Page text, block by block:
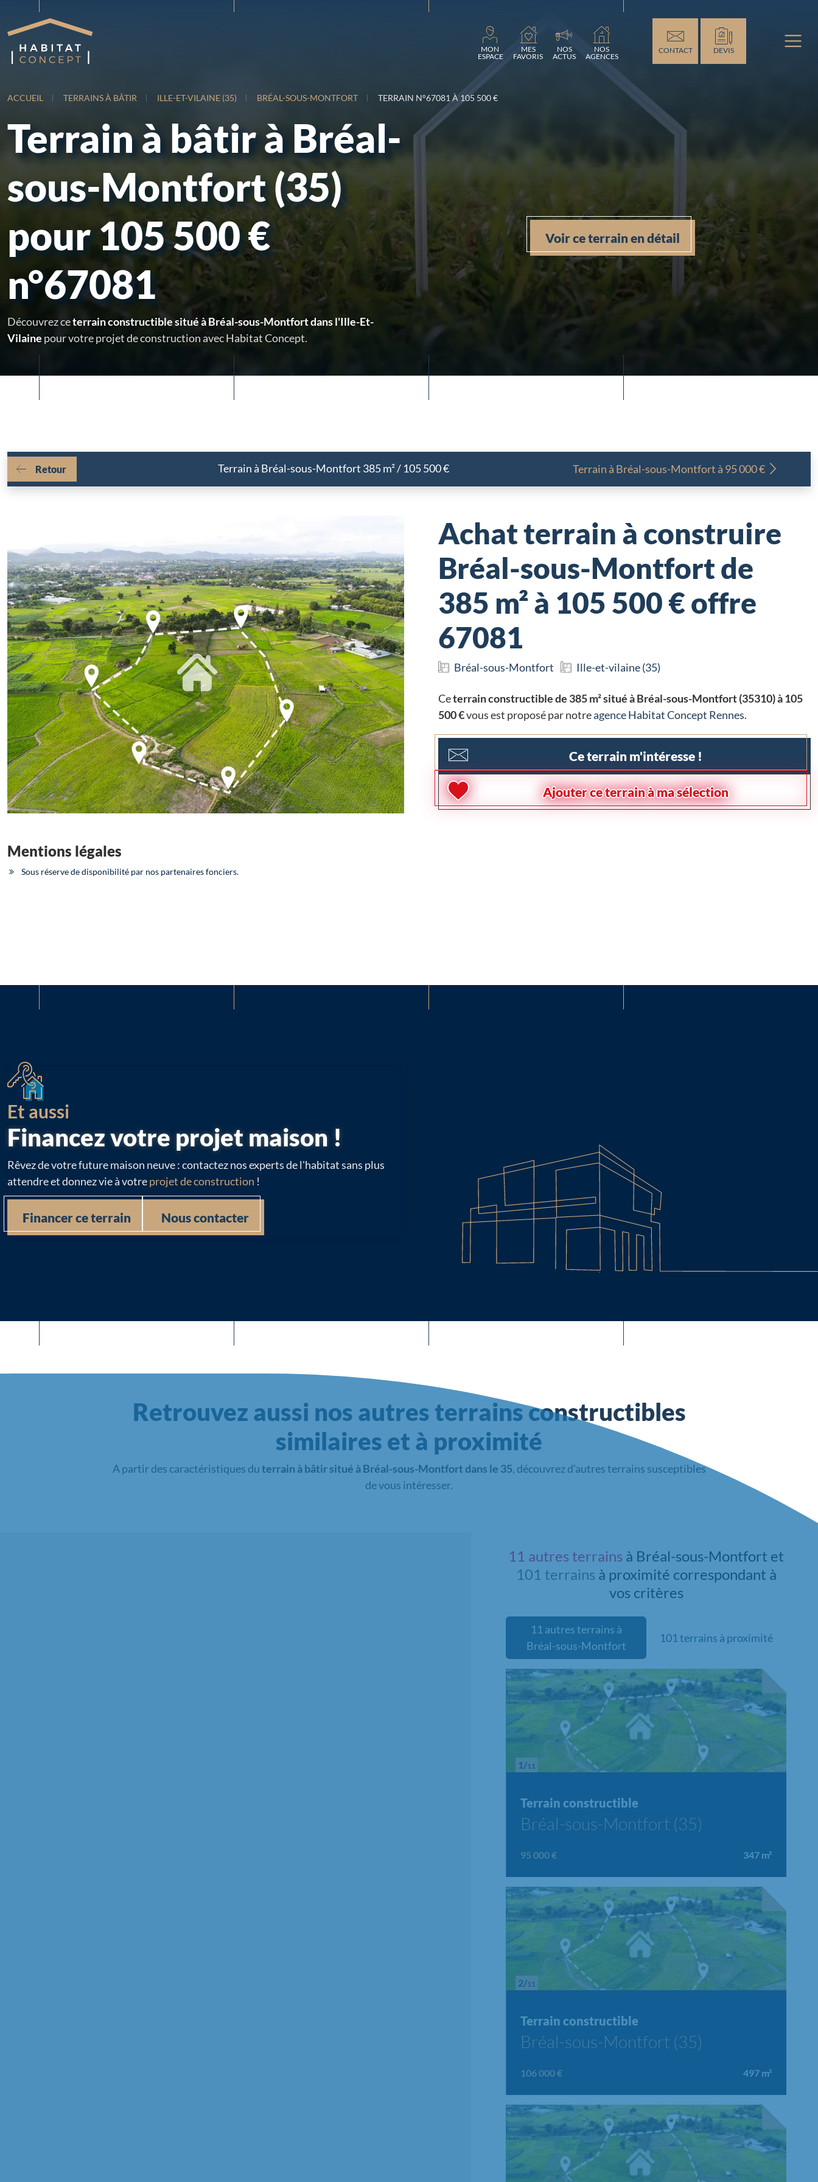
MON
ESPACE
Chargement...
MES
FAVORIS
NOS
ACTUS
NOS
AGENCES
CONTACT DEVIS
ACCUEIL TERRAINS À BÂTIR ILLE-ET-VILAINE (35) BRÉAL-SOUS-MONTFORT TERRAIN N°67081 À 105 500 €
Terrain à bâtir à Bréal-
sous-Montfort (35)
pour 105 500 €
n°67081
Découvrez ceterrain constructible situé à Bréal-sous-Montfort dans l'Ille-Et-
Vilaine pour votre projet de construction avec Habitat Concept.
Voir ce terrain en détail
Retour Terrain à Bréal-sous-Montfort 385 m² / 105 500 € Terrain à Bréal-sous-Montfort à 95 000 €
Achat terrain à construire
Bréal-sous-Montfort de
385 m² à 105 500 € offre
67081
Bréal-sous-Montfort Ille-et-vilaine (35)
Ceterrain constructible de 385 m² situé à Bréal-sous-Montfort (35310) à 105
500 €vous est proposé par notreagence Habitat Concept Rennes.
Ce terrain m'intéresse !
Ajouter ce terrain à ma sélection
Mentions légales
Sous réserve de disponibilité par nos partenaires fonciers.
Et aussi
Financez votre projet maison !
Rêvez de votre future maison neuve : contactez nos experts de l'habitat sans plus
attendre et donnez vie à votreprojet de construction !
Financer ce terrain Nous contacter
Retrouvez aussi nos autres terrains constructibles
similaires et à proximité
A partir des caractéristiques duterrain à bâtir situé à Bréal-sous-Montfort dans le 35, découvrez d'autres terrains susceptibles
de vous intéresser.
11 autres terrains à Bréal-sous-Montfort et
101 terrains à proximité correspondant à
vos critères
11 autres terrains à
Bréal-sous-Montfort
101 terrains à proximité
1/11
Terrain constructible
Bréal-sous-Montfort (35)
95 000 € 347 m²
2/11
Terrain constructible
Bréal-sous-Montfort (35)
106 000 € 497 m²